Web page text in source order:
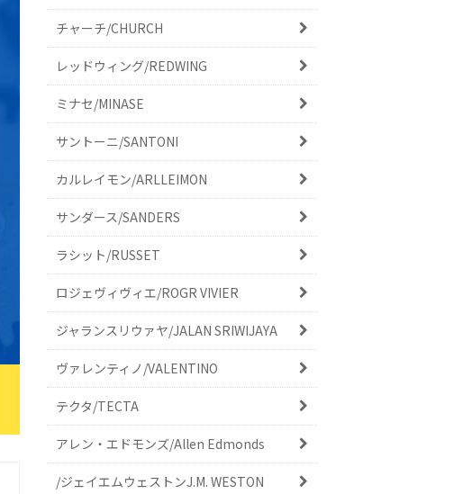
チャーチ/CHURCH
レッドウィング/REDWING
ミナセ/MINASE
サントーニ/SANTONI
カルレイモン/ARLLEIMON
サンダース/SANDERS
ラシット/RUSSET
ロジェヴィヴィエ/ROGR VIVIER
ジャランスリウァヤ/JALAN SRIWIJAYA
ヴァレンティノ/VALENTINO
テクタ/TECTA
アレン・エドモンズ/Allen Edmonds
/ジェイエムウェストンJ.M. WESTON